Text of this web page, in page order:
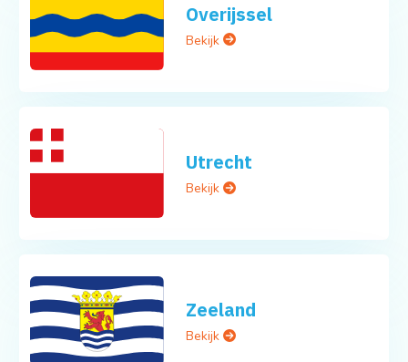
Overijssel
Bekijk
Utrecht
Bekijk
Zeeland
Bekijk